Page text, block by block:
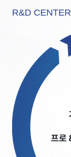
R&D CENTER